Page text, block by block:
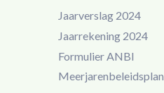
Jaarverslag 2024
Jaarrekening 2024
Formulier ANBI
Meerjarenbeleidsplan